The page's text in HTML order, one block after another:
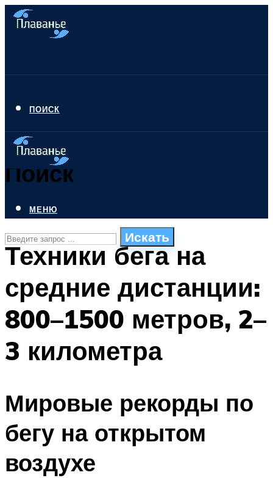
ПОИСК
Поиск
Искать
ПЛАВАНЬЕ ДЛЯ ДЕТЕЙ
БАССЕЙН ДЛЯ ДОМА
МЕНЮ
Техники бега на
средние дистанции:
800–1500 метров, 2–
3 километра
Мировые рекорды по
бегу на открытом
воздухе